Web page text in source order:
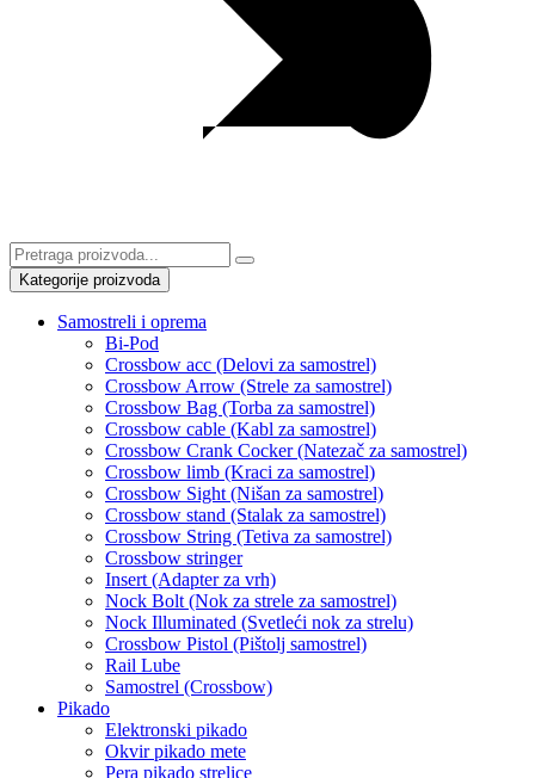
Weights (Tegovi)
Kategorije proizvoda
Samostreli i oprema
Bi-Pod
Crossbow acc (Delovi za samostrel)
Crossbow Arrow (Strele za samostrel)
Crossbow Bag (Torba za samostrel)
Crossbow cable (Kabl za samostrel)
Crossbow Crank Cocker (Natezač za samostrel)
Crossbow limb (Kraci za samostrel)
Crossbow Sight (Nišan za samostrel)
Crossbow stand (Stalak za samostrel)
Crossbow String (Tetiva za samostrel)
Crossbow stringer
Insert (Adapter za vrh)
Nock Bolt (Nok za strele za samostrel)
Nock Illuminated (Svetleći nok za strelu)
Crossbow Pistol (Pištolj samostrel)
Rail Lube
Samostrel (Crossbow)
Pikado
Elektronski pikado
Okvir pikado mete
Pera pikado strelice